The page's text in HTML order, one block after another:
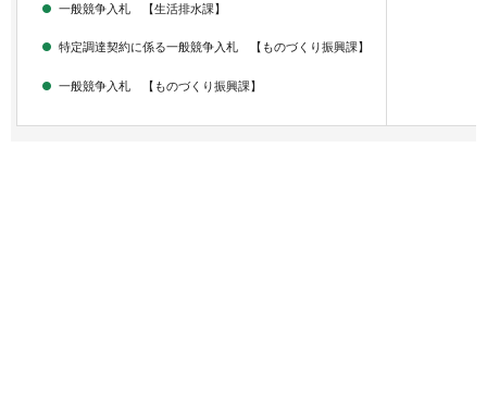
一般競争入札 【生活排水課】
特定調達契約に係る一般競争入札 【ものづくり振興課】
一般競争入札 【ものづくり振興課】